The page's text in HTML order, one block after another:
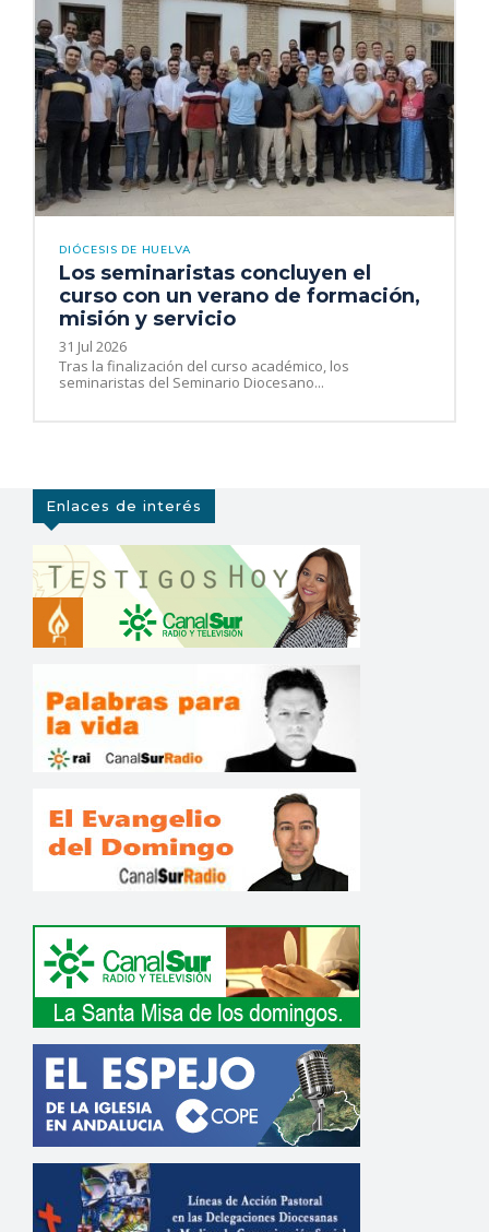
DIÓCESIS DE HUELVA
Los seminaristas concluyen el
curso con un verano de formación,
misión y servicio
31 Jul 2026
Tras la finalización del curso académico, los
seminaristas del Seminario Diocesano...
Enlaces de interés